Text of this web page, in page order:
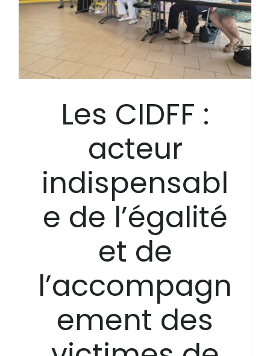
Les CIDFF :
acteur
indispensabl
e de l’égalité
et de
l’accompagn
ement des